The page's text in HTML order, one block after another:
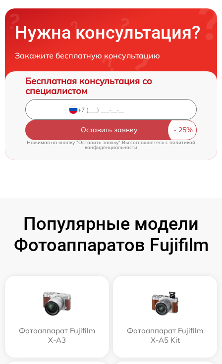
Нужна консультация?
Закажите бесплатную консультацию
Бесплатная консультация со
специалистом
Оставить заявку
Нажимая на кнопку "Оставить заявку" Вы соглашаетесь c политикой
конфиденциальности
Популярные модели
Фотоаппаратов Fujifilm
Фотоаппарат Fujifilm
X-A3
Фотоаппарат Fujifilm
X-A5 Kit